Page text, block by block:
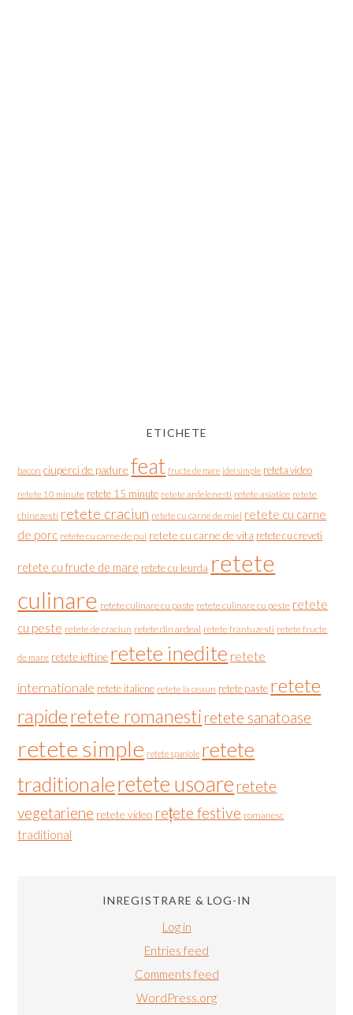
ETICHETE
bacon ciuperci de padure feat fructe de mare idei simple reteta video
retete 10 minute retete 15 minute retete ardelenesti retete asiatice retete
chinezesti retete craciun retete cu carne de miel retete cu carne
de porc retete cu carne de pui retete cu carne de vita retete cu creveti
retete cu fructe de mare retete cu leurda retete
culinare retete culinare cu paste retete culinare cu peste retete
cu peste retete de craciun retete din ardeal retete frantuzesti retete fructe
de mare retete ieftine retete inedite retete
internationale retete italiene retete la ceaun retete paste retete
rapideretete romanesti retete sanatoase
retete simple retete spaniole retete
traditionaleretete usoare retete
vegetariene retete video rețete festive romanesc
traditional
INREGISTRARE & LOG-IN
Log in
Entries feed
Comments feed
WordPress.org